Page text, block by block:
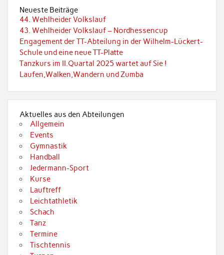
Neueste Beiträge
44. Wehlheider Volkslauf
43. Wehlheider Volkslauf – Nordhessencup
Engagement der TT-Abteilung in der Wilhelm-Lückert-
Schule und eine neue TT-Platte
Tanzkurs im II.Quartal 2025 wartet auf Sie !
Laufen,Walken,Wandern und Zumba
Aktuelles aus den Abteilungen
Allgemein
Events
Gymnastik
Handball
Jedermann-Sport
Kurse
Lauftreff
Leichtathletik
Schach
Tanz
Termine
Tischtennis